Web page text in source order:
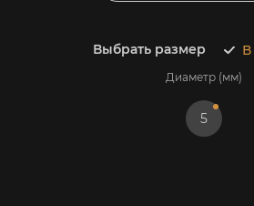
Выбрать размер
Диаметр (мм)
5